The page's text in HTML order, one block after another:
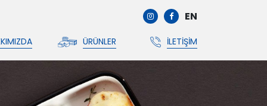
EN
ÜRÜNLER İLETIŞIM